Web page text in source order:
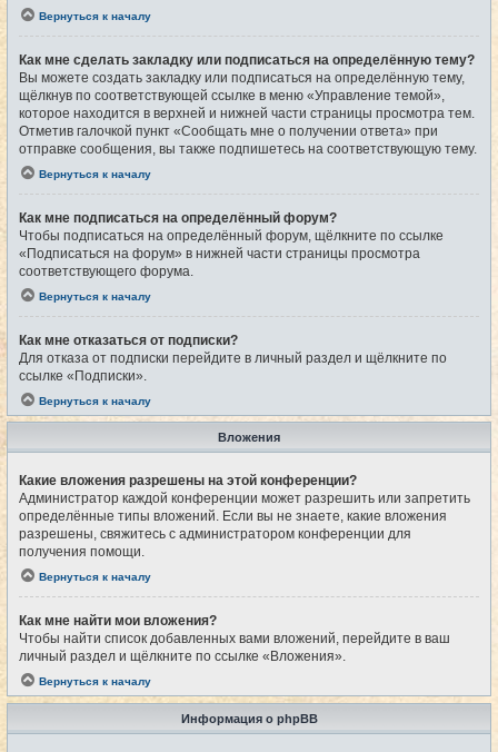
Вернуться к началу
Как мне сделать закладку или подписаться на определённую тему?
Вы можете создать закладку или подписаться на определённую тему,
щёлкнув по соответствующей ссылке в меню «Управление темой»,
которое находится в верхней и нижней части страницы просмотра тем.
Отметив галочкой пункт «Сообщать мне о получении ответа» при
отправке сообщения, вы также подпишетесь на соответствующую тему.
Вернуться к началу
Как мне подписаться на определённый форум?
Чтобы подписаться на определённый форум, щёлкните по ссылке
«Подписаться на форум» в нижней части страницы просмотра
соответствующего форума.
Вернуться к началу
Как мне отказаться от подписки?
Для отказа от подписки перейдите в личный раздел и щёлкните по
ссылке «Подписки».
Вернуться к началу
Вложения
Какие вложения разрешены на этой конференции?
Администратор каждой конференции может разрешить или запретить
определённые типы вложений. Если вы не знаете, какие вложения
разрешены, свяжитесь с администратором конференции для
получения помощи.
Вернуться к началу
Как мне найти мои вложения?
Чтобы найти список добавленных вами вложений, перейдите в ваш
личный раздел и щёлкните по ссылке «Вложения».
Вернуться к началу
Информация о phpBB